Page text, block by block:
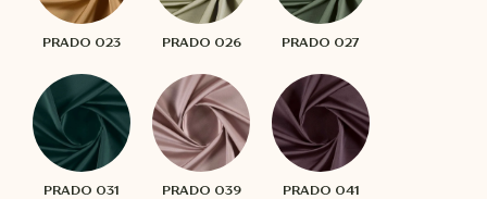
PRADO 023 PRADO 026 PRADO 027
PRADO 031 PRADO 039 PRADO 041